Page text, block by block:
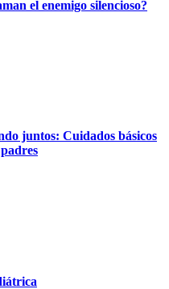
el enemigo silencioso?
juntos: Cuidados básicos